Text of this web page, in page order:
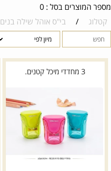
מספר המוצרים בסל : 0
קטלוג
/ בי"ס אוהל שילה בנים
3 מחדדי מיכל קטנים.